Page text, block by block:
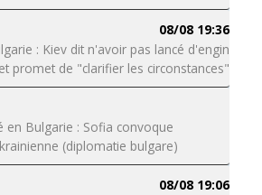
08/08 19:36
: Kiev dit n'avoir pas lancé d'engin
promet de "clarifier les circonstances"
en Bulgarie : Sofia convoque
(diplomatie bulgare)
08/08 19:06